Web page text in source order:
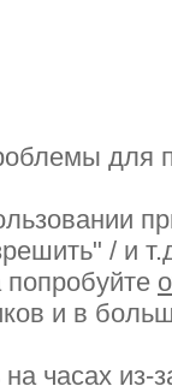
для
/ и
и в
часах из-